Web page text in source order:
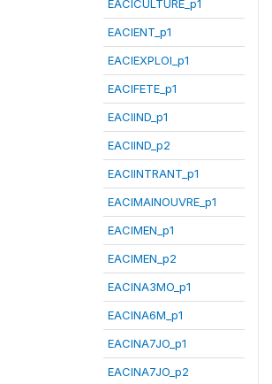
EACICULTURE_p1
EACIENT_p1
EACIEXPLOI_p1
EACIFETE_p1
EACIIND_p1
EACIIND_p2
EACIINTRANT_p1
EACIMAINOUVRE_p1
EACIMEN_p1
EACIMEN_p2
EACINA3MO_p1
EACINA6M_p1
EACINA7JO_p1
EACINA7JO_p2